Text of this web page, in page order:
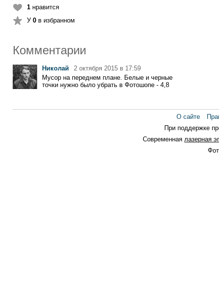
1 нравится
У 0 в избранном
Комментарии
Николай
2 октября 2015 в 17:59
Мусор на переднем плане. Белые и черные
точки нужно было убрать в Фотошопе - 4,8
О сайте
При поддержке
Современная лазерная